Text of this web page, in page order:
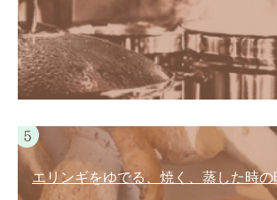
エリンギをゆでる、焼く、蒸した時の